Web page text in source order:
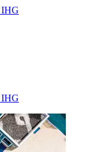
IHG
IHG